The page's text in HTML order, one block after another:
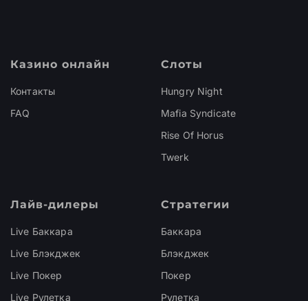
Казино онлайн
Контакты
FAQ
Слоты
Hungry Night
Mafia Syndicate
Rise Of Horus
Twerk
Лайв-дилеры
Live Баккара
Live Блэкджек
Live Покер
Live Рулетка
Стратегии
Баккара
Блэкджек
Покер
Рулетка